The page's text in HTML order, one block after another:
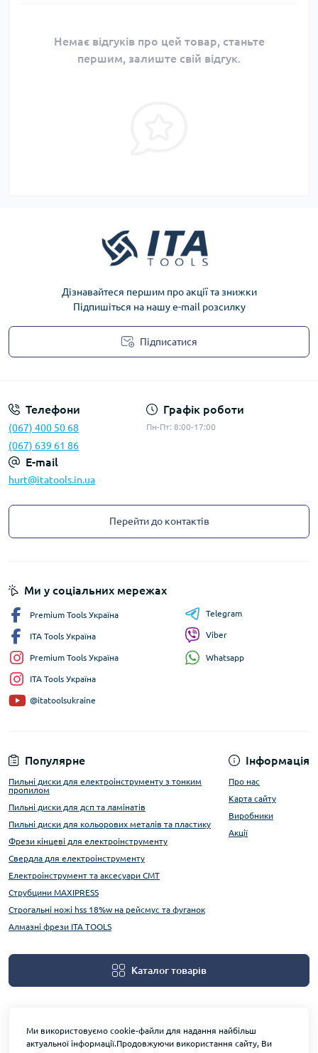
Немає відгуків про цей товар, станьте
першим, залиште свій відгук.
Дізнавайтеся першим про акції та знижки
Підпишіться на нашу e-mail розсилку
Підписатися
Телефони
(067) 400 50 68
(067) 639 61 86
Графік роботи
Пн-Пт: 8:00-17:00
E-mail
hurt@itatools.in.ua
Перейти до контактів
Популярне
Пильні диски для електроінструменту з тонким
пропилом
Пильні диски для дсп та ламінатів
Пильні диски для кольорових металів та пластику
Фрези кінцеві для електроінструменту
Свердла для електроінструменту
Електроінструмент та аксесуари CMT
Струбцини MAXIPRESS
Строгальні ножі hss 18%w на рейсмус та фуганок
Алмазні фрези ITA TOOLS
Інформація
Про нас
Карта сайту
Виробники
Акції
Каталог товарів
Ми у соціальних мережах
Premium Tools Україна
ITA Tools Україна
Premium Tools Україна
ITA Tools Україна
@itatoolsukraine
Telegram
Viber
Whatsapp
Ми використовуємо cookie-файли для надання найбільш
актуальної інформації.Продовжуючи використання сайту, Ви